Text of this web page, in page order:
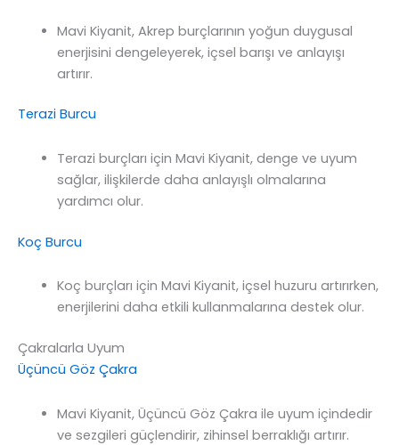
Mavi Kiyanit, Akrep burçlarının yoğun duygusal
enerjisini dengeleyerek, içsel barışı ve anlayışı
artırır.
Terazi Burcu
Terazi burçları için Mavi Kiyanit, denge ve uyum
sağlar, ilişkilerde daha anlayışlı olmalarına
yardımcı olur.
Koç Burcu
Koç burçları için Mavi Kiyanit, içsel huzuru artırırken,
enerjilerini daha etkili kullanmalarına destek olur.
Çakralarla Uyum
Üçüncü Göz Çakra
Mavi Kiyanit, Üçüncü Göz Çakra ile uyum içindedir
ve sezgileri güçlendirir, zihinsel berraklığı artırır.